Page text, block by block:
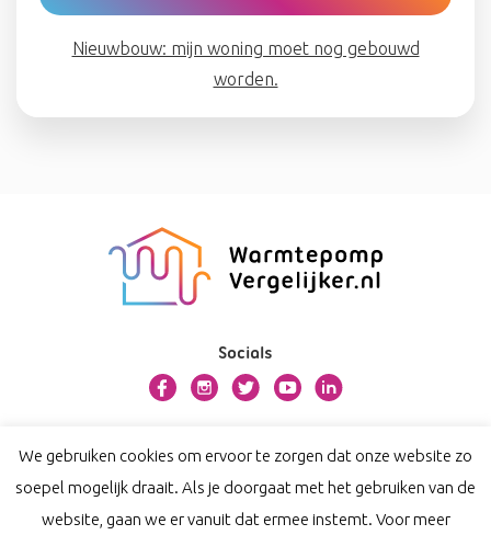
Nieuwbouw: mijn woning moet nog gebouwd
worden.
Socials
Contact
Privacy
Disclaimer
We gebruiken cookies om ervoor te zorgen dat onze website zo
soepel mogelijk draait. Als je doorgaat met het gebruiken van de
website, gaan we er vanuit dat ermee instemt. Voor meer